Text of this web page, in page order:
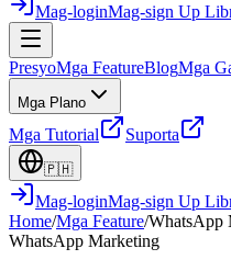
Mag-loginMag-sign Up
PresyoMga FeatureBlogMga
Mga Plano
Mga Tutorial Suporta
🇵🇭
Mag-loginMag-sign Up
Home/Mga Feature/WhatsApp
WhatsApp Marketing